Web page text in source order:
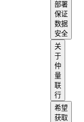
部署
保证
数据
安全
关
于
仲
量
联
行
希望
获取